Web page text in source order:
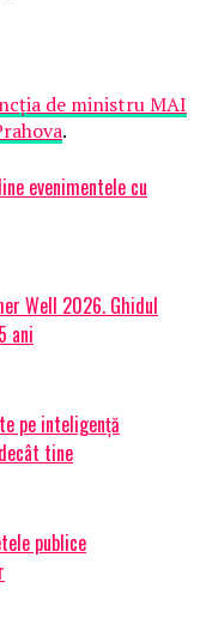
de ministru MAI
.
evenimentele cu
Well 2026. Ghidul
ani
pe inteligență
tine
publice